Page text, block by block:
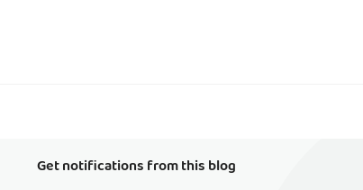
Get notifications from this blog